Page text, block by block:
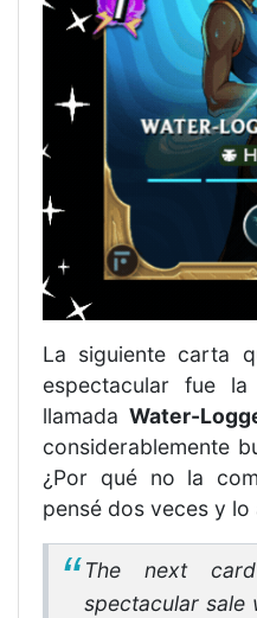
La siguiente carta
espectacular fue
llamada Water-
considerablemente
¿Por qué no la
pensé dos veces y
The next
spectacular sale